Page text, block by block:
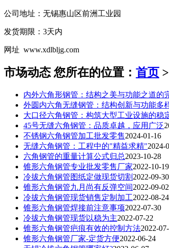
公司地址：无锡惠山区前洲工业园
发货期限：3天内
网址 www.xdlbljg.com
市场动态 您所在的位置： 首页 >
内外六角形钢管：结构之美与功能之道的
外圆内六角无缝钢管：结构创新与功能多
大口径六角钢管：构筑大型工业设施的稳
45号无缝六角钢管：品质卓越，应用广泛
不锈钢六角钢管加工批发零售2024-01-16
无缝六角钢管：工程中的"精益求精"2024-
六角钢管的重量计算公式归总2023-10-28
锥形六角钢管专业批发零售厂家2022-10-19
冷拔六角钢管图纸定做现货切割 2022-09-30
锥形六角钢管九月尚有反弹空间2022-09-02
冷拔六角钢管现货销售定制加工2022-08-24
锥形六角钢管焊接前注意事项2022-07-30
冷拔六角钢管现货以稳为主2022-07-22
锥形六角钢管疤痕有效的控制方法2022-
锥形六角钢管厂家-定货方便2022-06-24